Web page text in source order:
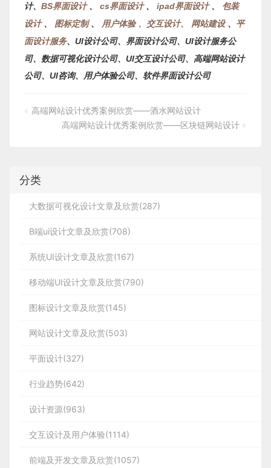
计、 BS界面设计、 cs界面设计、 ipad界面设计 、 包装
设计、 图标定制、 用户体验 、交互设计、 网站建设 、 平
面设计服务、 UI设计公司、界面设计公司、UI设计服务公
司、数据可视化设计公司、UI交互设计公司、高端网站设计
公司、UI咨询、用户体验公司、软件界面设计公司
« 高端网站设计优秀案例欣赏——酒水网站设计
高端网站设计优秀案例欣赏——区块链网站设计 »
分类
大数据可视化设计文章及欣赏(287)
B端ui设计文章及欣赏(708)
系统UI设计文章及欣赏(167)
移动端UI设计文章及欣赏(790)
图标设计文章及欣赏(145)
网站设计文章及欣赏(503)
平面设计(327)
行业趋势(642)
设计资源(963)
交互设计及用户体验(1114)
前端及开发文章及欣赏(1057)